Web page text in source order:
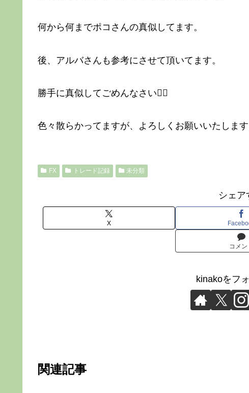
何から何までポコさんの真似してます。
後、アルバさんも参考にさせて頂いてます。
勝手に真似してごめんなさい🙇‍♀️
色々散らかってますが、よろしくお願いいたします
FX トレード記録 未分類
シェア
X
コメン
kinakoをフ
関連記事